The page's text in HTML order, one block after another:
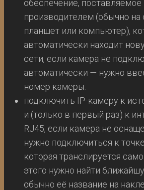
обеспечение, поставляемое
производителем (обычно на
планшет или компьютер),
автоматически находит
сети, если камера не
автоматически — нужно
номер камеры.
подключить IP-камеру к
и (только в первый раз) к
RJ45, если камера не
нужно подключиться к
которая транслируется
этого нужно найти
обычно её название на